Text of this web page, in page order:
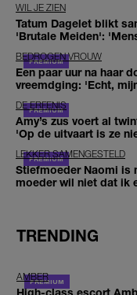
WIL JE ZIEN
Tatum Dagelet blikt
'Brutale Meiden':
BEDROGEN VROUW
Een paar uur na haar
vreemdging: 'Echt,
DE ERFENIS
Amy’s zus voert al
'Op de uitvaart is ze
LEKKER SAMENGESTELD
Stiefmoeder Naomi is
moeder wil niet dat ik
TRENDING
AMBER
High-class escort